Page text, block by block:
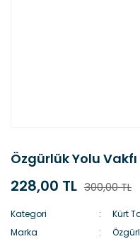
Özgürlük Yolu Vakfı
228,00 TL 300,00 TL
Kategori
Kürt
Marka